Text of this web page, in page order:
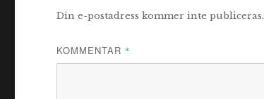
Din e-postadress kommer inte publiceras.
KOMMENTAR *